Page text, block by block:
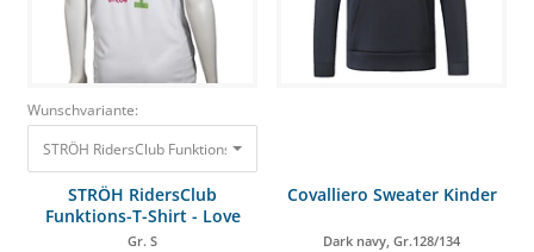
Wunschvariante:
STRÖH RidersClub Funktions-T-Shirt - Love Peace Horses Gr. S
STRÖH RidersClub
Funktions-T-Shirt - Love
Peace Horses
Gr. S
Covalliero Sweater Kinder
Dark navy, Gr.128/134